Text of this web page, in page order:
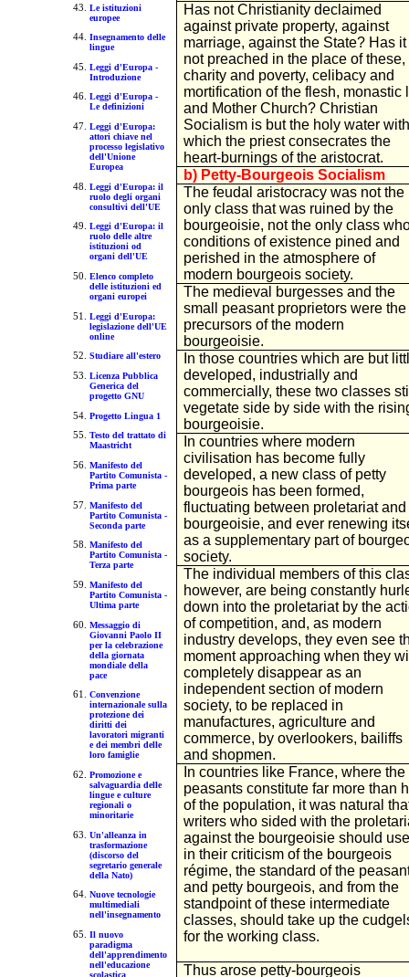
Le istituzioni
europee
Insegnamento delle
lingue
Leggi d'Europa -
Introduzione
Leggi d'Europa -
Le definizioni
Leggi d'Europa:
attori chiave nel
processo legislativo
dell'Unione
Europea
Leggi d'Europa: il
ruolo degli organi
consultivi dell'UE
Leggi d'Europa: il
ruolo delle altre
istituzioni od
organi dell'UE
Elenco completo
delle istituzioni ed
organi europei
Leggi d'Europa:
legislazione dell'UE
online
Studiare all'estero
Licenza Pubblica
Generica del
progetto GNU
Progetto Lingua 1
Testo del trattato di
Maastricht
Manifesto del
Partito Comunista -
Prima parte
Manifesto del
Partito Comunista -
Seconda parte
Manifesto del
Partito Comunista -
Terza parte
Manifesto del
Partito Comunista -
Ultima parte
Messaggio di
Giovanni Paolo II
per la celebrazione
della giornata
mondiale della
pace
Convenzione
internazionale sulla
protezione dei
diritti dei
lavoratori migranti
e dei membri delle
loro famiglie
Promozione e
salvaguardia delle
lingue e culture
regionali o
minoritarie
Un'alleanza in
trasformazione
(discorso del
segretario generale
della Nato)
Nuove tecnologie
multimediali
nell'insegnamento
Il nuovo
paradigma
dell'apprendimento
nell'educazione
scolastica
Has not Christianity declaimed
against private property, against
marriage, against the State? Has it
not preached in the place of these,
charity and poverty, celibacy and
mortification of the flesh, monastic
and Mother Church? Christian
Socialism is but the holy water with
which the priest consecrates the
heart-burnings of the aristocrat.
b) Petty-Bourgeois Socialism
The feudal aristocracy was not the
only class that was ruined by the
bourgeoisie, not the only class
conditions of existence pined and
perished in the atmosphere of
modern bourgeois society.
The medieval burgesses and the
small peasant proprietors were the
precursors of the modern
bourgeoisie.
In those countries which are but
developed, industrially and
commercially, these two classes
vegetate side by side with the
bourgeoisie.
In countries where modern
civilisation has become fully
developed, a new class of petty
bourgeois has been formed,
fluctuating between proletariat and
bourgeoisie, and ever renewing
as a supplementary part of
society.
The individual members of this
however, are being constantly
down into the proletariat by the
of competition, and, as modern
industry develops, they even see
moment approaching when they
completely disappear as an
independent section of modern
society, to be replaced in
manufactures, agriculture and
commerce, by overlookers, bailiffs
and shopmen.
In countries like France, where the
peasants constitute far more than
of the population, it was natural
writers who sided with the
against the bourgeoisie should
in their criticism of the bourgeois
régime, the standard of the
and petty bourgeois, and from the
standpoint of these intermediate
classes, should take up the
for the working class.
Thus arose petty-bourgeois